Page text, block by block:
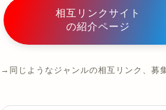
相互リンクサイト
の紹介ページ
→同じようなジャンルの相互リンク、募